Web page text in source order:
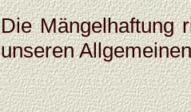
Die Mängelhaftung
unseren